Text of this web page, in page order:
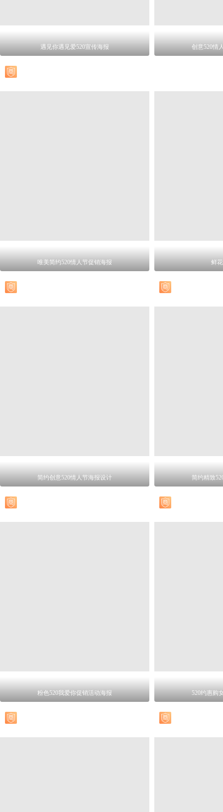
遇见你遇见爱520宣传海报 创意520情
唯美简约520情人节促销海报 鲜
简约创意520情人节海报设计 简约精致
粉色520我爱你促销活动海报 520约惠购